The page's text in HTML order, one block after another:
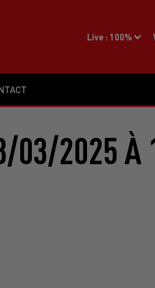
Live : 100%
03/2025 À